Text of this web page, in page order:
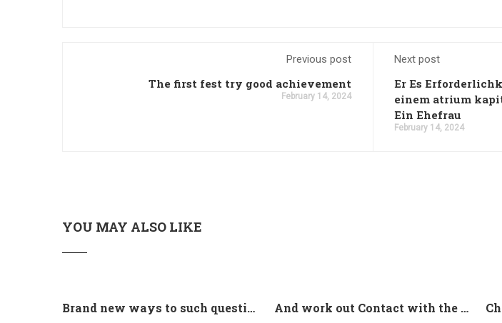
Previous post
The first fest try good achievement
February 14, 2024
Next post
Er Es
einem atrium
Ein Ehefrau
February 14, 2024
YOU MAY ALSO LIKE
Brand new ways to such questions are different of legislation to help you jurisdiction And work out Contact with the Latin Seems